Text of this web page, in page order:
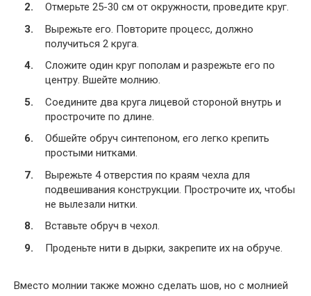
Отмерьте 25-30 см от окружности, проведите круг.
Вырежьте его. Повторите процесс, должно
получиться 2 круга.
Сложите один круг пополам и разрежьте его по
центру. Вшейте молнию.
Соедините два круга лицевой стороной внутрь и
прострочите по длине.
Обшейте обруч синтепоном, его легко крепить
простыми нитками.
Вырежьте 4 отверстия по краям чехла для
подвешивания конструкции. Прострочите их, чтобы
не вылезали нитки.
Вставьте обруч в чехол.
Проденьте нити в дырки, закрепите их на обруче.
Вместо молнии также можно сделать шов, но с молнией